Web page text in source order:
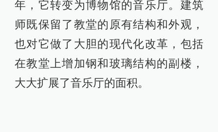
年，它转变为博物馆的音乐厅。建筑
师既保留了教堂的原有结构和外观，
也对它做了大胆的现代化改革，包括
在教堂上增加钢和玻璃结构的副楼，
大大扩展了音乐厅的面积。